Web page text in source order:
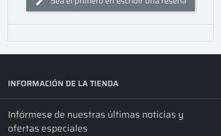
INFORMACIÓN DE LA TIENDA
Infórmese de nuestras últimas noticias y
ofertas especiales